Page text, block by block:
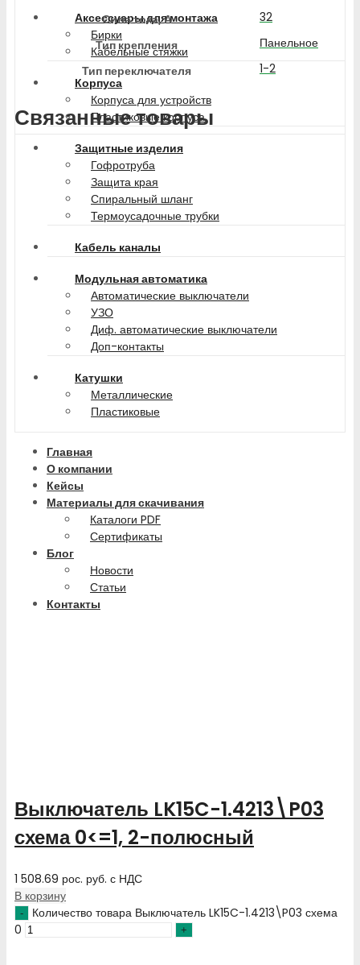
Аксессуары для монтажа
Бирки
Кабельные стяжки
Корпуса
Корпуса для устройств
Пластиковые корпуса
Защитные изделия
Гофротруба
Защита края
Спиральный шланг
Термоусадочные трубки
Кабель каналы
Модульная автоматика
Автоматические выключатели
УЗО
Диф. автоматические выключатели
Доп-контакты
Катушки
Металлические
Пластиковые
Главная
О компании
Кейсы
Материалы для скачивания
Каталоги PDF
Сертификаты
Блог
Новости
Статьи
Контакты
Сила тока, А
32
Тип крепления
Панельное
Тип переключателя
1-2
Связанные товары
Выключатель LK15C-1.4213\P03
схема 0<=1, 2-полюсный
1 508.69 рос. руб. с НДС
В корзину
Количество товара Выключатель LK15C-1.4213\P03 схема
0